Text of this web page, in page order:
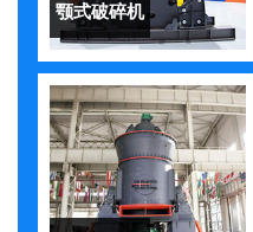
颚式破碎机